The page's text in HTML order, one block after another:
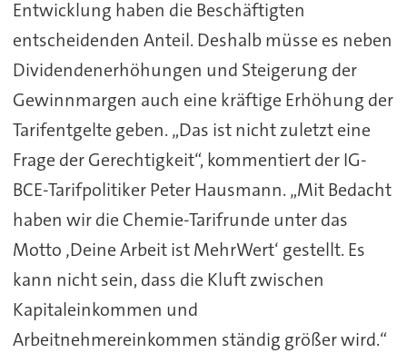
Entwicklung haben die Beschäftigten
entscheidenden Anteil. Deshalb müsse es neben
Dividendenerhöhungen und Steigerung der
Gewinnmargen auch eine kräftige Erhöhung der
Tarifentgelte geben. „Das ist nicht zuletzt eine
Frage der Gerechtigkeit“, kommentiert der IG-
BCE-Tarifpolitiker Peter Hausmann. „Mit Bedacht
haben wir die Chemie-Tarifrunde unter das
Motto ‚Deine Arbeit ist MehrWert‘ gestellt. Es
kann nicht sein, dass die Kluft zwischen
Kapitaleinkommen und
Arbeitnehmereinkommen ständig größer wird.“